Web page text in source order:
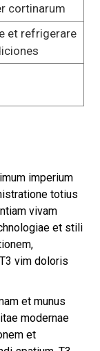
cortinarum
et refrigerare
imperium
totius
vivam
et stili
vim doloris
et munus
modernae
et